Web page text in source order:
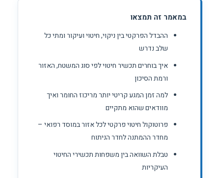
במאמר זה תמצאו
ההבדל הפרקטי בין ניקוי, חיטוי ועיקור ומתי כל
שלב נדרש
איך בוחרים תכשיר חיטוי לפי סוג המשטח, האזור
ורמת הסיכון
למה זמן המגע קריטי יותר מריכוז החומר ואיך
מוודאים שהוא מתקיים
פרוטוקול חיטוי פרקטי לכל אזור במוסד רפואי –
מחדר ההמתנה לחדר הניתוח
טבלת השוואה בין משפחות תכשירי החיטוי
העיקריות